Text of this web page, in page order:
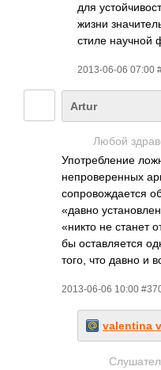
для
жизни
стиле научной
2013-06-06 07:00
Artur
Любой
Употребление
непроверенных
сопровождается
«давно
«никто не станет
бы оставляется
того, что давно и
2013-06-06 10:00
valentina